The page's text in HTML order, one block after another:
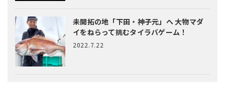
未開拓の地「下田・神子元」へ大物マダ
イをねらって挑むタイラバゲーム！
2022.7.22